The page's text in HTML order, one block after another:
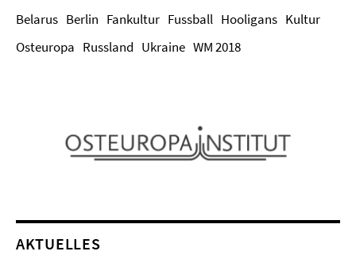
Belarus Berlin Fankultur Fussball Hooligans Kultur
Osteuropa Russland Ukraine WM 2018
AKTUELLES